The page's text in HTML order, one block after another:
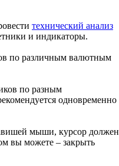
технический анализ
и индикаторы.
по различным валютным
по разным
одновременно
мыши, курсор должен
вы можете – закрыть